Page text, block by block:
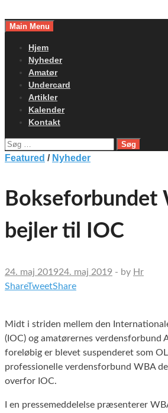
toMain Menu
Hjem
Nyheder
Amatør
Undercard
Artikler
Kalender
Kontakt
Søg
efter:
Featured / Nyheder
Bokseforbundet
bejler til IOC
24. maj 201924. maj 2019 - by Hr
ShareTweetShare
Midt i striden mellem den
(IOC) og amatørernes verdensforbund
foreløbig er blevet suspenderet som
professionelle verdensforbund WBA
overfor IOC.
I en pressemeddelelse præsenterer